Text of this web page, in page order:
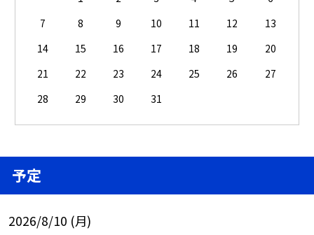
7
8 9 10 11 12
13
14
15 16 17 18 19
20
21
22 23 24 25 26
27
28
29 30 31
予定
2026/8/10 (月)